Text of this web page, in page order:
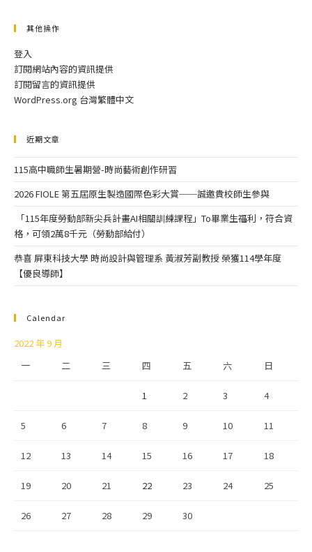
其他操作
登入
訂閱網站內容的資訊提供
訂閱留言的資訊提供
WordPress.org 台灣繁體中文
近期文章
115高中職師生暑期營-時尚藝術創作研習
2026 FIOLE 第五屆原生製造國際色彩大賞──誠邀貴校師生參與
「115年度勞動部新尖兵計畫AI相關訓練課程」To畢業生福利，符合資
格，可領2萬8千元（勞動部給付）
恭喜 屏東科技大學 時尚設計與管理系 黃淑芳副教授 榮獲114學年度
【優良導師】
Calendar
2022 年 9 月
一
二 三 四 五 六 日
1 2 3 4
5 6 7 8 9 10 11
12 13 14 15 16 17 18
19 20 21 22 23 24 25
26 27 28 29 30